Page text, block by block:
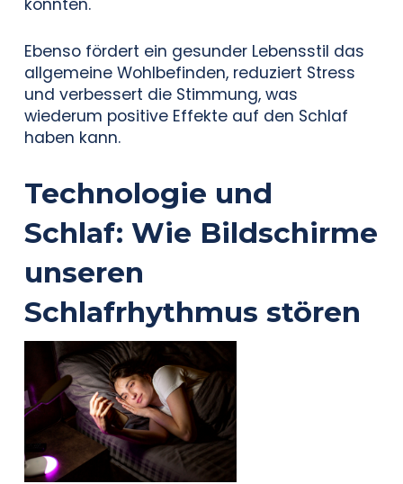
könnten.
Ebenso fördert ein gesunder Lebensstil das
allgemeine Wohlbefinden, reduziert Stress
und verbessert die Stimmung, was
wiederum positive Effekte auf den Schlaf
haben kann.
Technologie und
Schlaf: Wie Bildschirme
unseren
Schlafrhythmus stören